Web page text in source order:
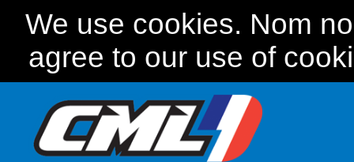
We use cookies. Nom
agree to our use of